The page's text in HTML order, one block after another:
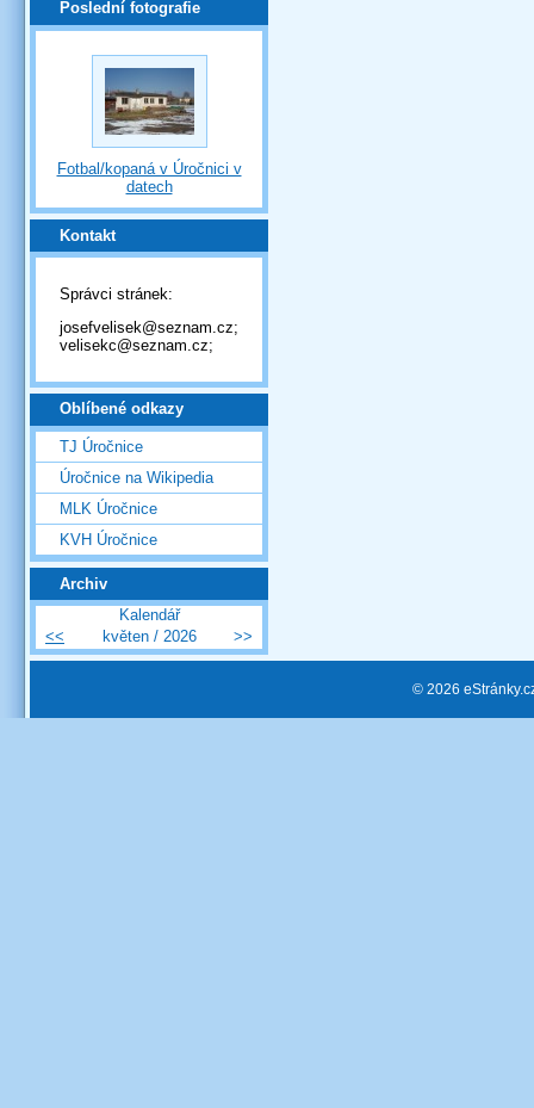
Poslední fotografie
Fotbal/kopaná v Úročnici v
datech
Kontakt
Správci stránek:
josefvelisek@seznam.cz;
velisekc@seznam.cz;
Oblíbené odkazy
TJ Úročnice
Úročnice na Wikipedia
MLK Úročnice
KVH Úročnice
Archiv
Kalendář
<<
květen / 2026 >>
© 2026